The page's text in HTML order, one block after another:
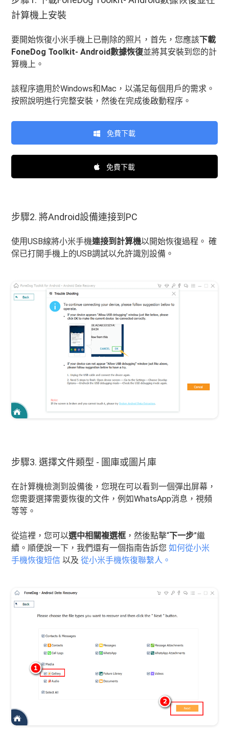
計算機上安裝
要開始恢復小米手機上已刪除的照片，首先，您應該下載
FoneDog Toolkit- Android數據恢復並將其安裝到您的計
算機上。
該程序適用於Windows和Mac，以滿足每個用戶的需求。
按照說明進行完整安裝，然後在完成後啟動程序。
免費下載
免費下載
步驟2. 將Android設備連接到PC
使用USB線將小米手機連接到計算機以開始恢復過程。 確
保已打開手機上的USB調試以允許識別設備。
步驟3. 選擇文件類型 - 圖庫或圖片庫
在計算機檢測到設備後，您現在可以看到一個彈出屏幕，
您需要選擇需要恢復的文件，例如WhatsApp消息，視頻
等等。
從這裡，您可以選中相關複選框 ，然後點擊“下一步”繼
續。順便說一下，我們還有一個指南告訴您如何從小米
手機恢復短信 以及從小米手機恢復聯繫人。